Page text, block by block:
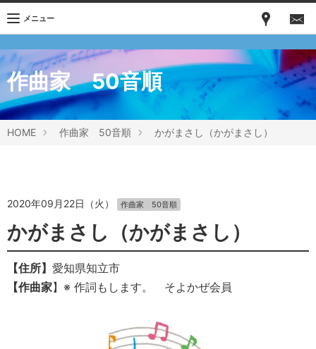
メニュー
作曲家 50音順
HOME 作曲家 50音順 かがまさし（かがまさし）
2020年09月22日（火） 作曲家 50音順
かがまさし（かがまさし）
【住所】 愛知県知立市
【作曲家】※ 作詞もします。 そよかぜ会員